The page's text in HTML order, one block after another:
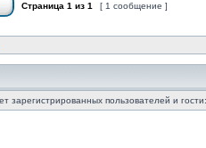
Страница 1 из 1 [ 1 сообщение ]
зарегистрированных пользователей и